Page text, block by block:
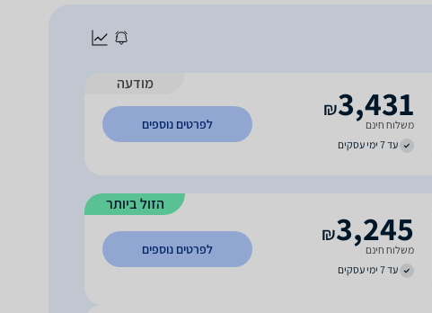
3,431
₪
משלוח חינם
עד 7 ימי עסקים
לפרטים נוספים
מודעה
הזול ביותר
3,245
₪
משלוח חינם
עד 7 ימי עסקים
לפרטים נוספים